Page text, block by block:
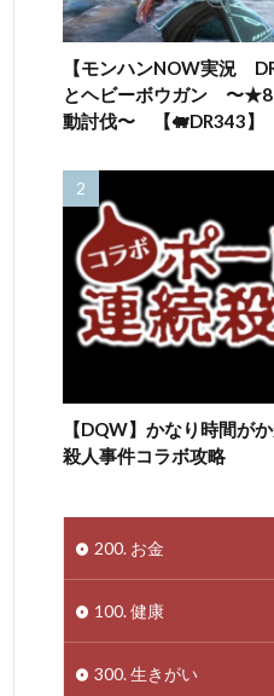
【モンハンNOW実況
とヘビーボウガン 〜★8
動討伐〜 【🐖DR343】
【DQW】かなり時間が
殺人事件コラボ攻略
200. お金
100. 健康
300. 生きがい